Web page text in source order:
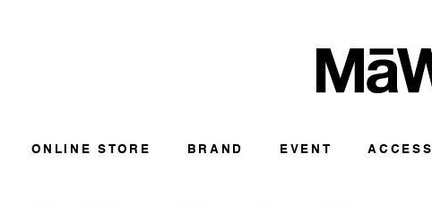
ONLINE STORE BRAND EVENT ACCESS